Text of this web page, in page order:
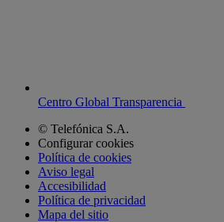
Centro Global Transparencia
© Telefónica S.A.
Configurar cookies
Política de cookies
Aviso legal
Accesibilidad
Política de privacidad
Mapa del sitio